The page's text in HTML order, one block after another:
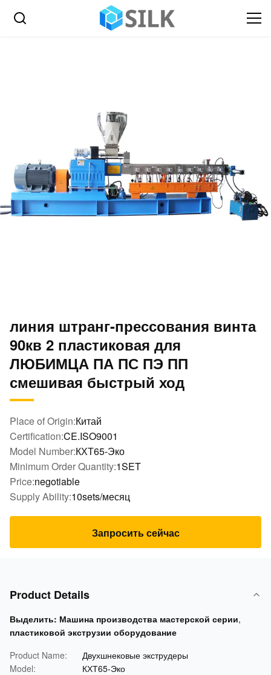
линия штранг-прессования винта
90кв 2 пластиковая для
ЛЮБИМЦА ПА ПС ПЭ ПП
смешивая быстрый ход
Place of Origin:Китай
Certification:CE.ISO9001
Model Number:КХТ65-Эко
Minimum Order Quantity:1SET
Price:negotiable
Supply Ability:10sets/месяц
Запросить сейчас
Product Details
Выделить: Машина производства мастерской серии,
пластиковой экструзии оборудование
Product Name:
Двухшнековые экструдеры
Model:
КХТ65-Эко